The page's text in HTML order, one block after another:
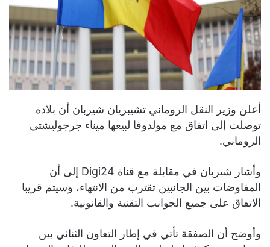
أعلن وزير النقل الروماني تشيبريان شيربان أن بلاده
توصلت إلى اتفاق مع مولدوفا لبيعها ميناء جرجوليشتي
الروماني.
وأشار شيربان في مقابلة مع قناة Digi24 إلى أن
المفاوضات بين الجانبين تقترب من الانتهاء، وسيتم قريبا
الاتفاق على جميع الجوانب التقنية والقانونية.
وأوضح أن الصفقة تأتي في إطار التعاون الثنائي بين